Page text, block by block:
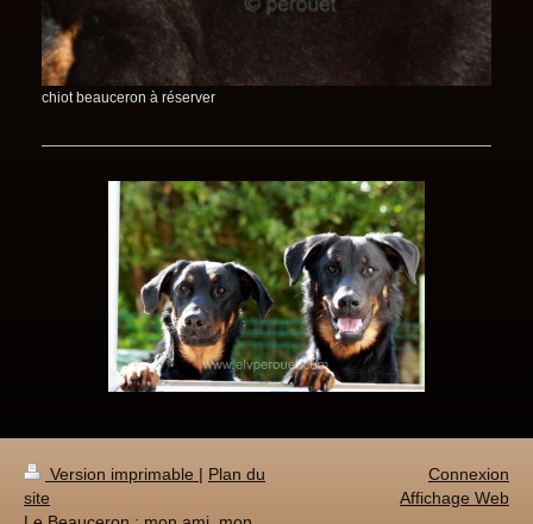
chiot beauceron à réserver
Version imprimable | Plan du
site
Connexion
Affichage Web